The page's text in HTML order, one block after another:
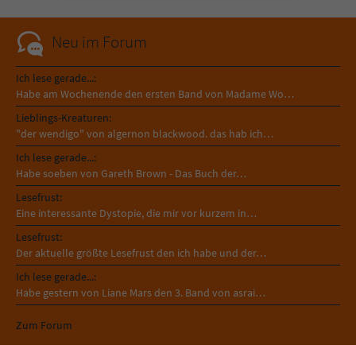
Neu im Forum
Ich lese gerade...:
Habe am Wochenende den ersten Band von Madame Wo…
Lieblings-Kreaturen:
"der wendigo" von algernon blackwood. das hab ich…
Ich lese gerade...:
Habe soeben von Gareth Brown - Das Buch der…
Lesefrust:
Eine interessante Dystopie, die mir vor kurzem in…
Lesefrust:
Der aktuelle größte Lesefrust den ich habe und der…
Ich lese gerade...:
Habe gestern von Liane Mars den 3. Band von asrai…
Zum Forum